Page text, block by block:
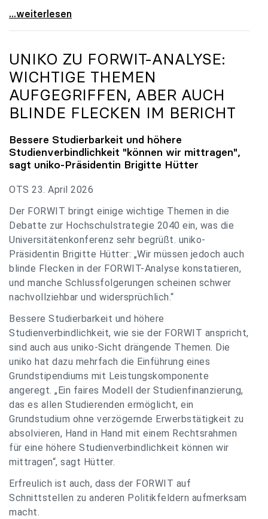
uniko zu Budgetverhandlungen: Universitäten sind
...weiterlesen
UNIKO ZU FORWIT-ANALYSE:
WICHTIGE THEMEN
AUFGEGRIFFEN, ABER AUCH
BLINDE FLECKEN IM BERICHT
Bessere Studierbarkeit und höhere
Studienverbindlichkeit "können wir mittragen",
sagt uniko-Präsidentin Brigitte Hütter
OTS 23. April 2026
Der FORWIT bringt einige wichtige Themen in die
Debatte zur Hochschulstrategie 2040 ein, was die
Universitätenkonferenz sehr begrüßt. uniko-
Präsidentin Brigitte Hütter: „Wir müssen jedoch auch
blinde Flecken in der FORWIT-Analyse konstatieren,
und manche Schlussfolgerungen scheinen schwer
nachvollziehbar und widersprüchlich.“
Bessere Studierbarkeit und höhere
Studienverbindlichkeit, wie sie der FORWIT anspricht,
sind auch aus uniko-Sicht drängende Themen. Die
uniko hat dazu mehrfach die Einführung eines
Grundstipendiums mit Leistungskomponente
angeregt. „Ein faires Modell der Studienfinanzierung,
das es allen Studierenden ermöglicht, ein
Grundstudium ohne verzögernde Erwerbstätigkeit zu
absolvieren, Hand in Hand mit einem Rechtsrahmen
für eine höhere Studienverbindlichkeit können wir
mittragen“, sagt Hütter.
Erfreulich ist auch, dass der FORWIT auf
Schnittstellen zu anderen Politikfeldern aufmerksam
macht.